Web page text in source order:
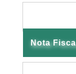
Nota